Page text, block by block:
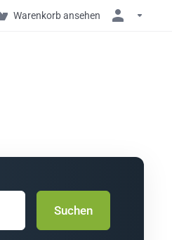
Warenkorb ansehen
Suchen